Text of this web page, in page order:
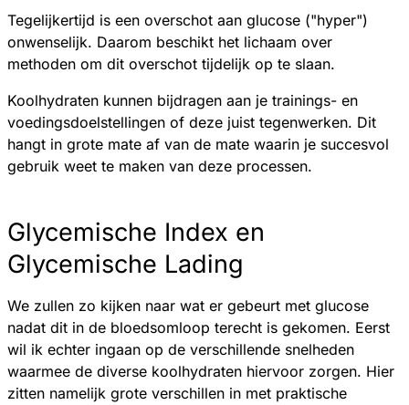
Tegelijkertijd is een overschot aan glucose ("hyper")
onwenselijk. Daarom beschikt het lichaam over
methoden om dit overschot tijdelijk op te slaan.
Koolhydraten kunnen bijdragen aan je trainings- en
voedingsdoelstellingen of deze juist tegenwerken. Dit
hangt in grote mate af van de mate waarin je succesvol
gebruik weet te maken van deze processen.
Glycemische Index en
Glycemische Lading
We zullen zo kijken naar wat er gebeurt met glucose
nadat dit in de bloedsomloop terecht is gekomen. Eerst
wil ik echter ingaan op de verschillende snelheden
waarmee de diverse koolhydraten hiervoor zorgen. Hier
zitten namelijk grote verschillen in met praktische